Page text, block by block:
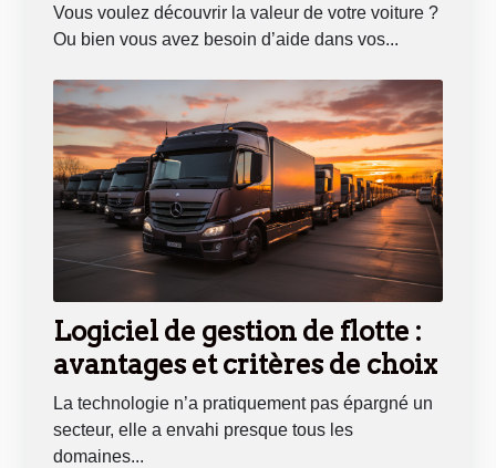
Vous voulez découvrir la valeur de votre voiture ?
Ou bien vous avez besoin d’aide dans vos...
Logiciel de gestion de flotte :
avantages et critères de choix
La technologie n’a pratiquement pas épargné un
secteur, elle a envahi presque tous les
domaines...